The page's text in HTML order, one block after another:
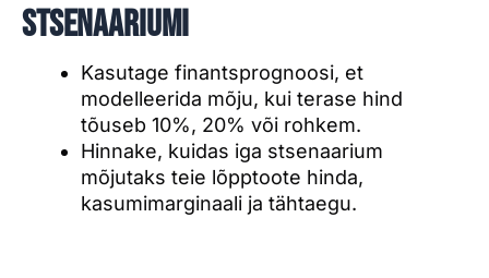
stsenaariumi
Kasutage finantsprognoosi, et
modelleerida mõju, kui terase hind
tõuseb 10%, 20% või rohkem.
Hinnake, kuidas iga stsenaarium
mõjutaks teie lõpptoote hinda,
kasumimarginaali ja tähtaegu.